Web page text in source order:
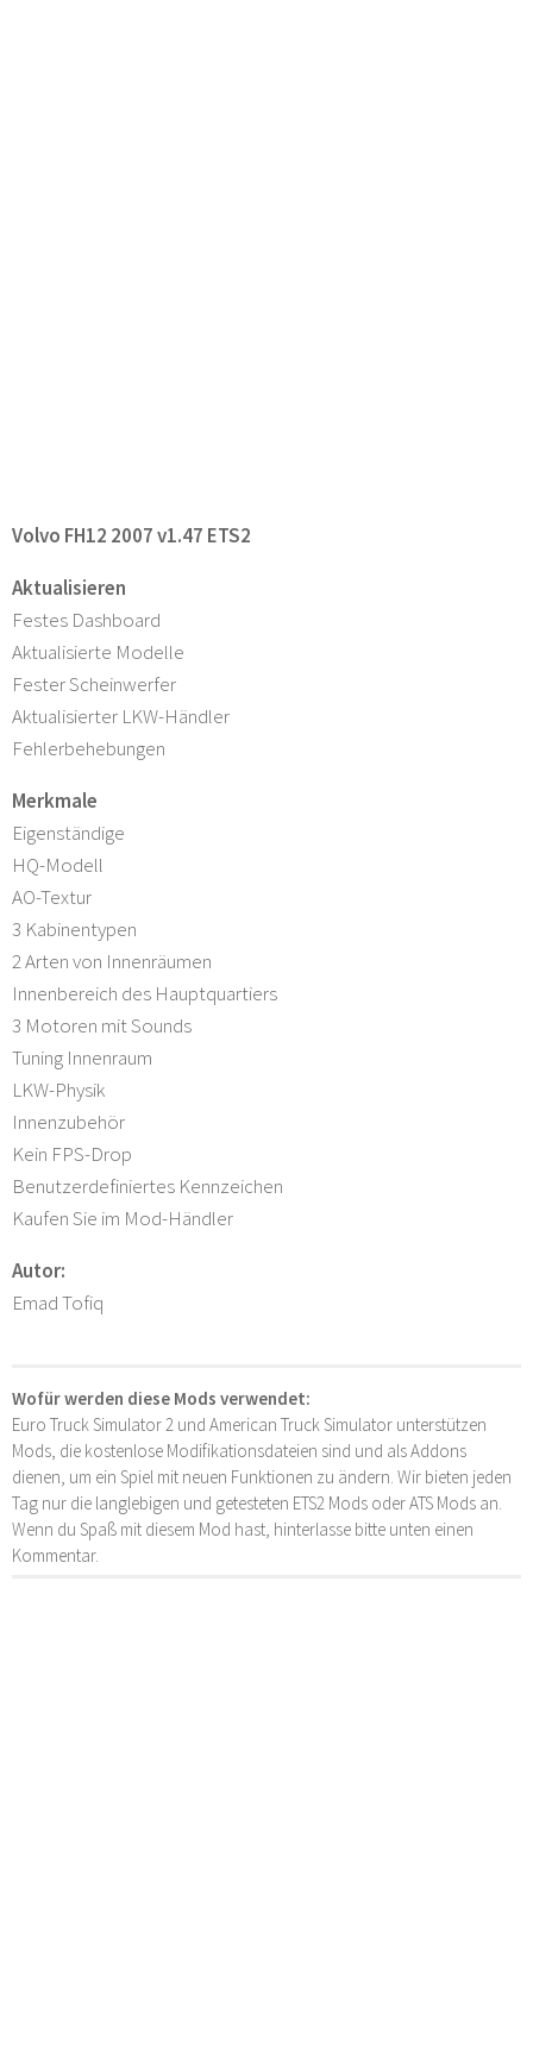
Volvo FH12 2007 v1.47 ETS2
Aktualisieren
Festes Dashboard
Aktualisierte Modelle
Fester Scheinwerfer
Aktualisierter LKW-Händler
Fehlerbehebungen
Merkmale
Eigenständige
HQ-Modell
AO-Textur
3 Kabinentypen
2 Arten von Innenräumen
Innenbereich des Hauptquartiers
3 Motoren mit Sounds
Tuning Innenraum
LKW-Physik
Innenzubehör
Kein FPS-Drop
Benutzerdefiniertes Kennzeichen
Kaufen Sie im Mod-Händler
Autor:
Emad Tofiq
Wofür werden diese Mods verwendet:
Euro Truck Simulator 2 und American Truck Simulator unterstützen
Mods, die kostenlose Modifikationsdateien sind und als Addons
dienen, um ein Spiel mit neuen Funktionen zu ändern. Wir bieten jeden
Tag nur die langlebigen und getesteten ETS2 Mods oder ATS Mods an.
Wenn du Spaß mit diesem Mod hast, hinterlasse bitte unten einen
Kommentar.